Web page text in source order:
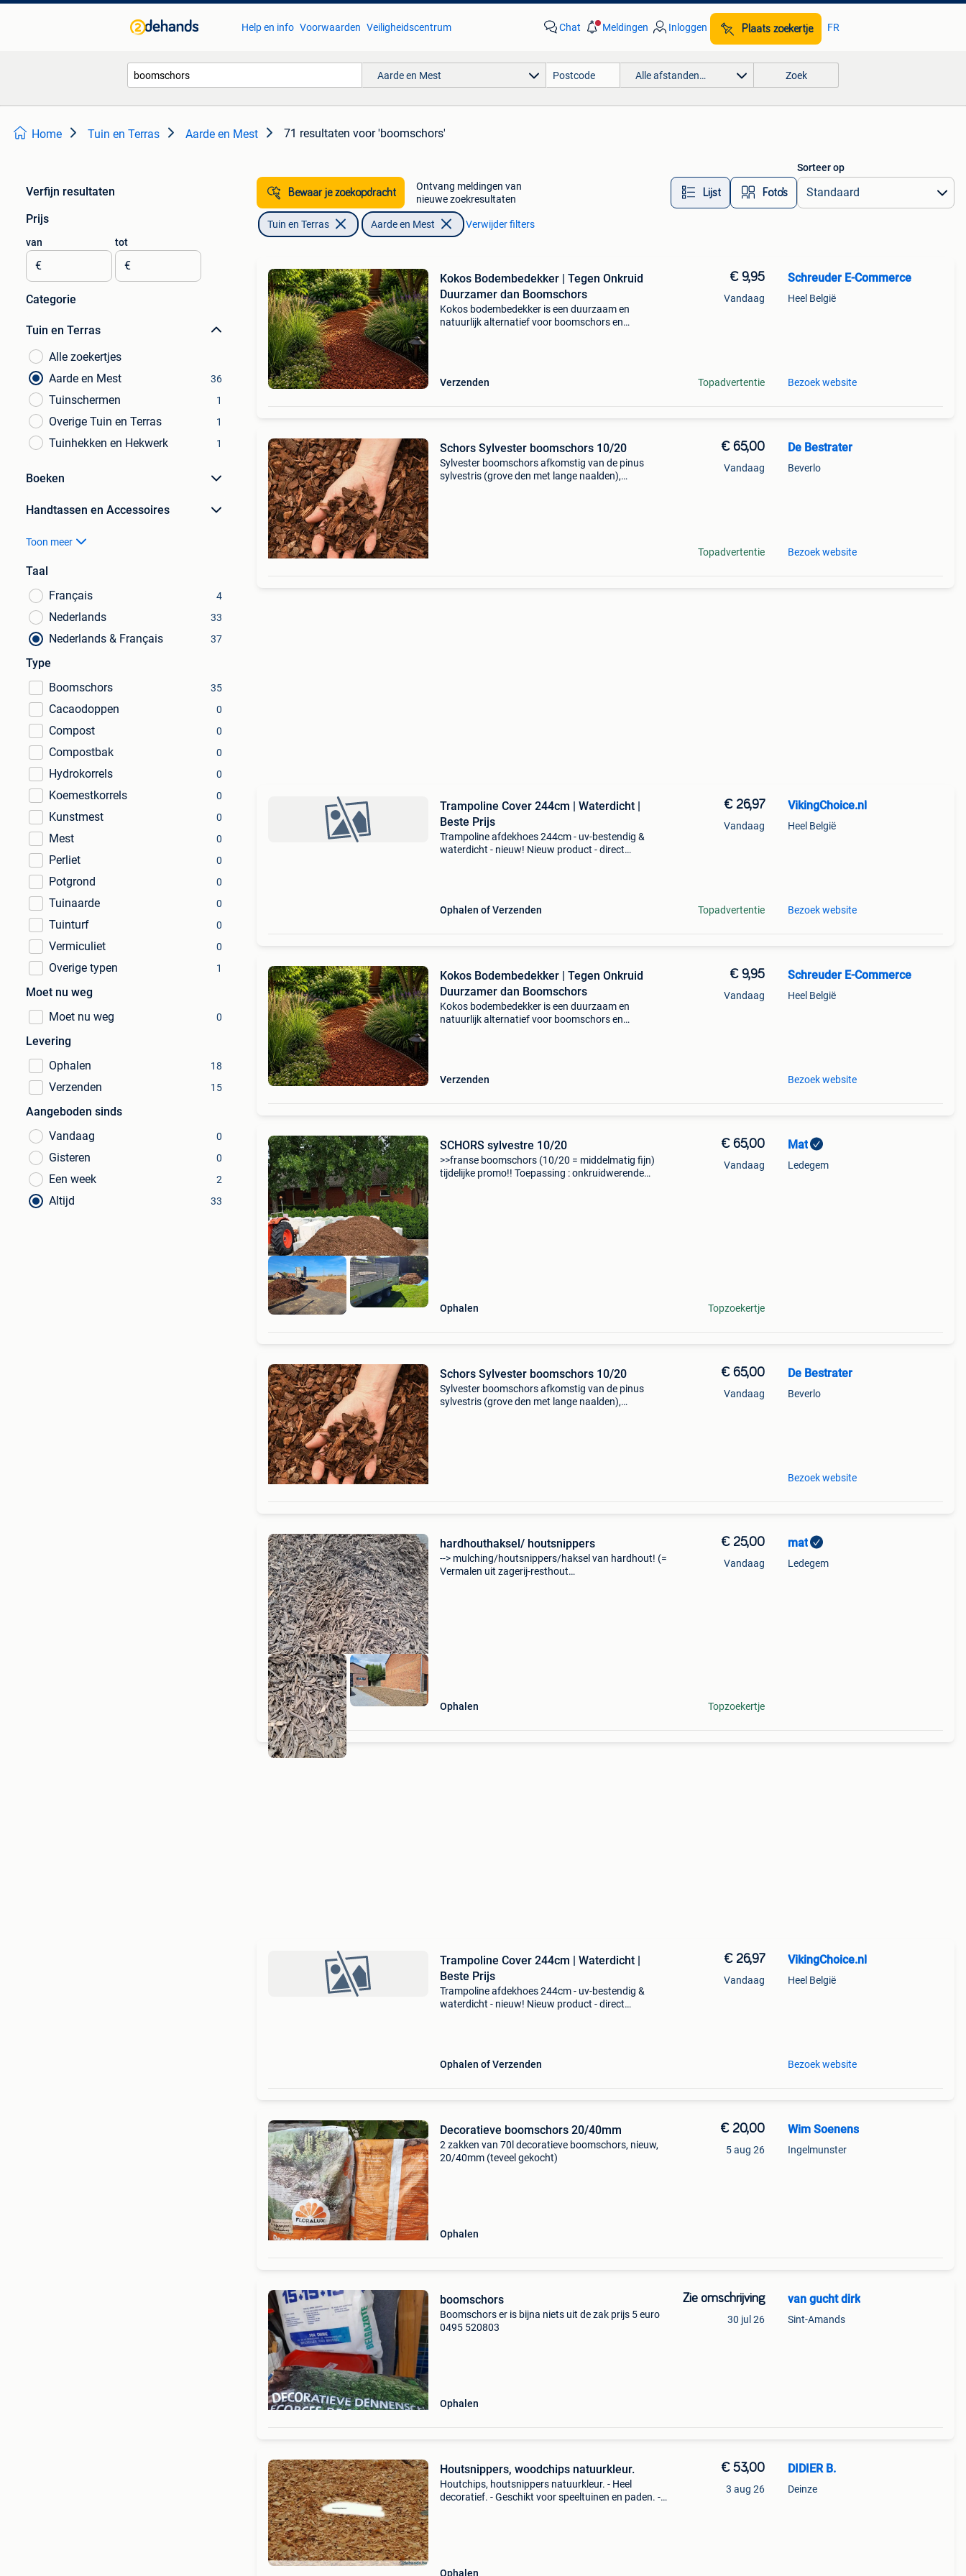
Help en info Voorwaarden Veiligheidscentrum Chat Meldingen Inloggen Plaats zoekertje FR
Aarde en Mest Alle afstanden… Zoek
Home Tuin en Terras Aarde en Mest 71 resultaten voor 'boomschors'
Verfijn resultaten
Prijs
van
€
tot
€
Categorie
Tuin en Terras
Alle zoekertjes
Aarde en Mest
36
Tuinschermen 1
Overige Tuin en Terras 1
Tuinhekken en Hekwerk 1
Boeken
Handtassen en Accessoires
Toon meer
Taal
Français
4
Nederlands 33
Nederlands & Français 37
Type
Boomschors
35
Cacaodoppen 0
Compost 0
Compostbak 0
Hydrokorrels 0
Koemestkorrels 0
Kunstmest 0
Mest 0
Perliet 0
Potgrond 0
Tuinaarde 0
Tuinturf 0
Vermiculiet 0
Overige typen 1
Moet nu weg
Moet nu weg
0
Levering
Ophalen
18
Verzenden 15
Aangeboden sinds
Vandaag
0
Gisteren 0
Een week 2
Altijd 33
Bewaar je zoekopdracht
Ontvang meldingen van
nieuwe zoekresultaten
Lijst Foto’s
Sorteer op
Tuin en Terras Aarde en Mest Verwijder filters
Kokos Bodembedekker | Tegen Onkruid
Duurzamer dan Boomschors
Kokos bodembedekker is een duurzaam en
natuurlijk alternatief voor boomschors en
Verzenden
€ 9,95
Vandaag
Topadvertentie
Schreuder E-Commerce
Heel België
Bezoek website
Schors Sylvester boomschors 10/20
Sylvester boomschors afkomstig van de pinus
sylvestris (grove den met lange naalden),
€ 65,00
Vandaag
Topadvertentie
De Bestrater
Beverlo
Bezoek website
Trampoline Cover 244cm | Waterdicht |
Beste Prijs
Trampoline afdekhoes 244cm - uv-bestendig &
waterdicht - nieuw! Nieuw product - direct
Ophalen of Verzenden
€ 26,97
Vandaag
Topadvertentie
VikingChoice.nl
Heel België
Bezoek website
Kokos Bodembedekker | Tegen Onkruid
Duurzamer dan Boomschors
Kokos bodembedekker is een duurzaam en
natuurlijk alternatief voor boomschors en
Verzenden
€ 9,95
Vandaag
Schreuder E-Commerce
Heel België
Bezoek website
SCHORS sylvestre 10/20
>>franse boomschors (10/20 = middelmatig fijn)
tijdelijke promo!! Toepassing : onkruidwerende
Ophalen
€ 65,00
Vandaag
Topzoekertje
Mat
Ledegem
Schors Sylvester boomschors 10/20
Sylvester boomschors afkomstig van de pinus
sylvestris (grove den met lange naalden),
€ 65,00
Vandaag
De Bestrater
Beverlo
Bezoek website
hardhouthaksel/ houtsnippers
--> mulching/houtsnippers/haksel van hardhout! (=
Vermalen uit zagerij-resthout
Ophalen
€ 25,00
Vandaag
Topzoekertje
mat
Ledegem
Trampoline Cover 244cm | Waterdicht |
Beste Prijs
Trampoline afdekhoes 244cm - uv-bestendig &
waterdicht - nieuw! Nieuw product - direct
Ophalen of Verzenden
€ 26,97
Vandaag
VikingChoice.nl
Heel België
Bezoek website
Decoratieve boomschors 20/40mm
2 zakken van 70l decoratieve boomschors, nieuw,
20/40mm (teveel gekocht)
Ophalen
€ 20,00
5 aug 26
Wim Soenens
Ingelmunster
boomschors
Boomschors er is bijna niets uit de zak prijs 5 euro
0495 520803
Ophalen
Zie omschrijving
30 jul 26
van gucht dirk
Sint-Amands
Houtsnippers, woodchips natuurkleur.
Houtchips, houtsnippers natuurkleur. - Heel
decoratief. - Geschikt voor speeltuinen en paden. -
Ophalen
€ 53,00
3 aug 26
DIDIER B.
Deinze